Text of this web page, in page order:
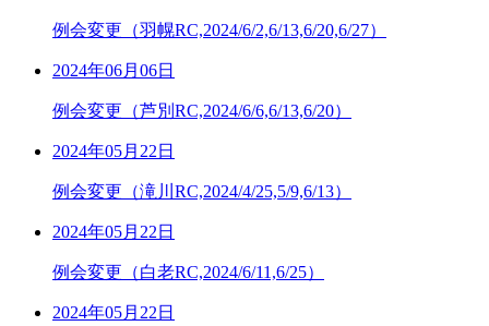
例会変更（羽幌RC,2024/6/2,6/13,6/20,6/27）
2024年06月06日
例会変更（芦別RC,2024/6/6,6/13,6/20）
2024年05月22日
例会変更（滝川RC,2024/4/25,5/9,6/13）
2024年05月22日
例会変更（白老RC,2024/6/11,6/25）
2024年05月22日